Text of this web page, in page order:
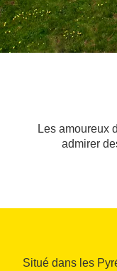
Les amoureux
admirer
Situé dans les